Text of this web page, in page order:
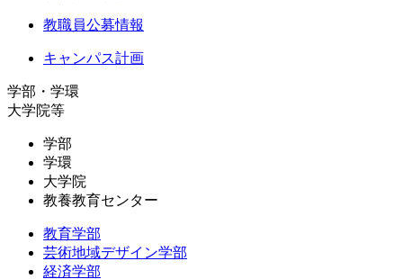
教職員公募情報
キャンパス計画
学部・学環
大学院等
学部
学環
大学院
教養教育センター
教育学部
芸術地域デザイン学部
経済学部